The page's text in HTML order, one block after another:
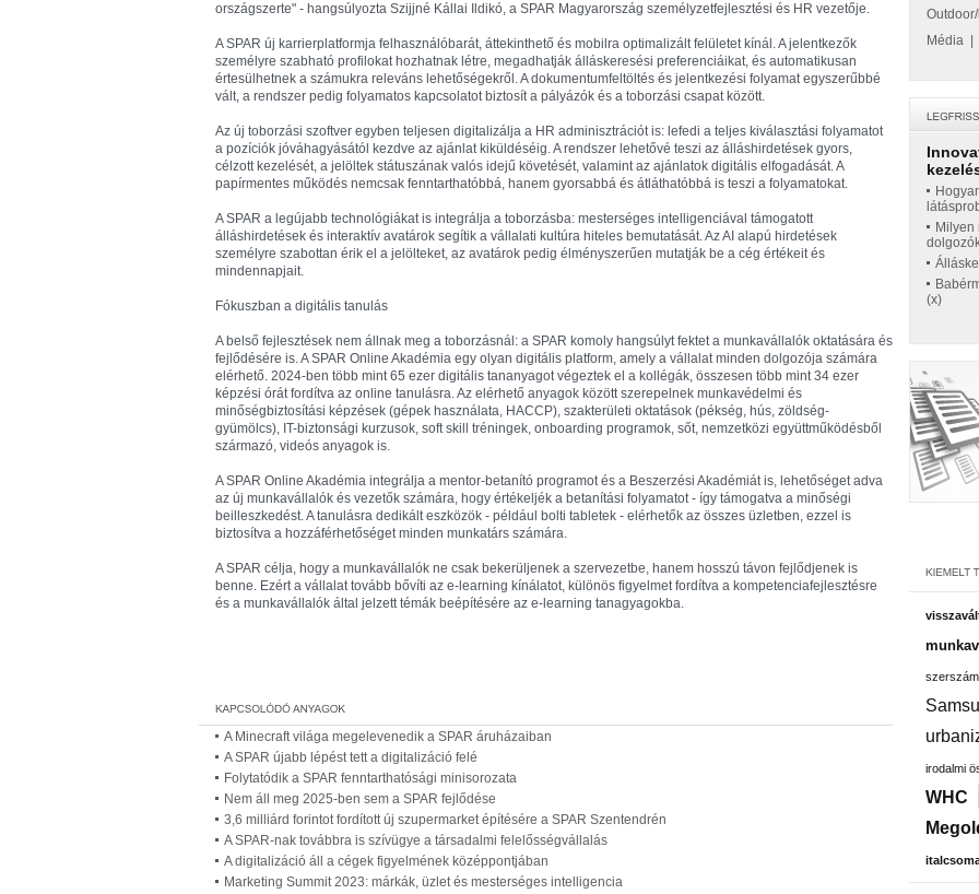
országszerte" - hangsúlyozta Szijjné Kállai Ildikó, a SPAR Magyarország személyzetfejlesztési és HR vezetője.
A SPAR új karrierplatformja felhasználóbarát, áttekinthető és mobilra optimalizált felületet kínál. A jelentkezők
személyre szabható profilokat hozhatnak létre, megadhatják álláskeresési preferenciáikat, és automatikusan
értesülhetnek a számukra releváns lehetőségekről. A dokumentumfeltöltés és jelentkezési folyamat egyszerűbbé
vált, a rendszer pedig folyamatos kapcsolatot biztosít a pályázók és a toborzási csapat között.
Az új toborzási szoftver egyben teljesen digitalizálja a HR adminisztrációt is: lefedi a teljes kiválasztási folyamatot
a pozíciók jóváhagyásától kezdve az ajánlat kiküldéséig. A rendszer lehetővé teszi az álláshirdetések gyors,
célzott kezelését, a jelöltek státuszának valós idejű követését, valamint az ajánlatok digitális elfogadását. A
papírmentes működés nemcsak fenntarthatóbbá, hanem gyorsabbá és átláthatóbbá is teszi a folyamatokat.
A SPAR a legújabb technológiákat is integrálja a toborzásba: mesterséges intelligenciával támogatott
álláshirdetések és interaktív avatárok segítik a vállalati kultúra hiteles bemutatását. Az AI alapú hirdetések
személyre szabottan érik el a jelölteket, az avatárok pedig élményszerűen mutatják be a cég értékeit és
mindennapjait.
Fókuszban a digitális tanulás
A belső fejlesztések nem állnak meg a toborzásnál: a SPAR komoly hangsúlyt fektet a munkavállalók oktatására és
fejlődésére is. A SPAR Online Akadémia egy olyan digitális platform, amely a vállalat minden dolgozója számára
elérhető. 2024-ben több mint 65 ezer digitális tananyagot végeztek el a kollégák, összesen több mint 34 ezer
képzési órát fordítva az online tanulásra. Az elérhető anyagok között szerepelnek munkavédelmi és
minőségbiztosítási képzések (gépek használata, HACCP), szakterületi oktatások (pékség, hús, zöldség-
gyümölcs), IT-biztonsági kurzusok, soft skill tréningek, onboarding programok, sőt, nemzetközi együttműködésből
származó, videós anyagok is.
A SPAR Online Akadémia integrálja a mentor-betanító programot és a Beszerzési Akadémiát is, lehetőséget adva
az új munkavállalók és vezetők számára, hogy értékeljék a betanítási folyamatot - így támogatva a minőségi
beilleszkedést. A tanulásra dedikált eszközök - például bolti tabletek - elérhetők az összes üzletben, ezzel is
biztosítva a hozzáférhetőséget minden munkatárs számára.
A SPAR célja, hogy a munkavállalók ne csak bekerüljenek a szervezetbe, hanem hosszú távon fejlődjenek is
benne. Ezért a vállalat tovább bővíti az e-learning kínálatot, különös figyelmet fordítva a kompetenciafejlesztésre
és a munkavállalók által jelzett témák beépítésére az e-learning tanagyagokba.
A Minecraft világa megelevenedik a SPAR áruházaiban
A SPAR újabb lépést tett a digitalizáció felé
Folytatódik a SPAR fenntarthatósági minisorozata
Nem áll meg 2025-ben sem a SPAR fejlődése
3,6 milliárd forintot fordított új szupermarket építésére a SPAR Szentendrén
A SPAR-nak továbbra is szívügye a társadalmi felelősségvállalás
A digitalizáció áll a cégek figyelmének középpontjában
Marketing Summit 2023: márkák, üzlet és mesterséges intelligencia
Média
Milyen
(x)
szerszám
irodalmi
WHC |